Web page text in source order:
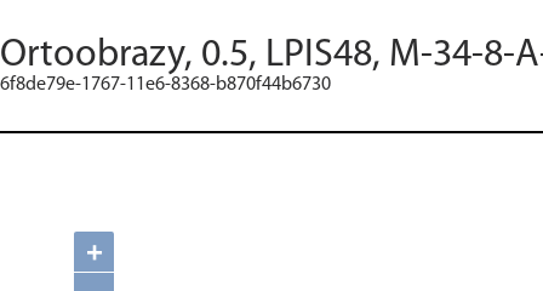
Ortoobrazy, 0.5, LPIS48, M-34-8-
6f8de79e-1767-11e6-8368-b870f44b6730
+